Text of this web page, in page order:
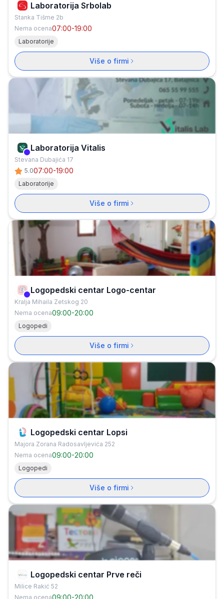
Laboratorija Srbolab
Stanka Tišme 2b
Nema ocena07:00-19:00
Laboratorije
Više o firmi
Verifikovana firma
Laboratorija Vitalis
Stevana Dubajića 17
5.007:00-19:00
Laboratorije
Više o firmi
Verifikovana firma
Logopedski centar Logo-centar
Kralja Mihaila Zetskog 20
Nema ocena09:00-20:00
Logopedi
Više o firmi
Logopedski centar Lopsi
Majora Zorana Radosavljevića 252
Nema ocena09:00-20:00
Logopedi
Više o firmi
Logopedski centar Prve reči
Milice Rakić 52
Nema ocena09:00-20:00